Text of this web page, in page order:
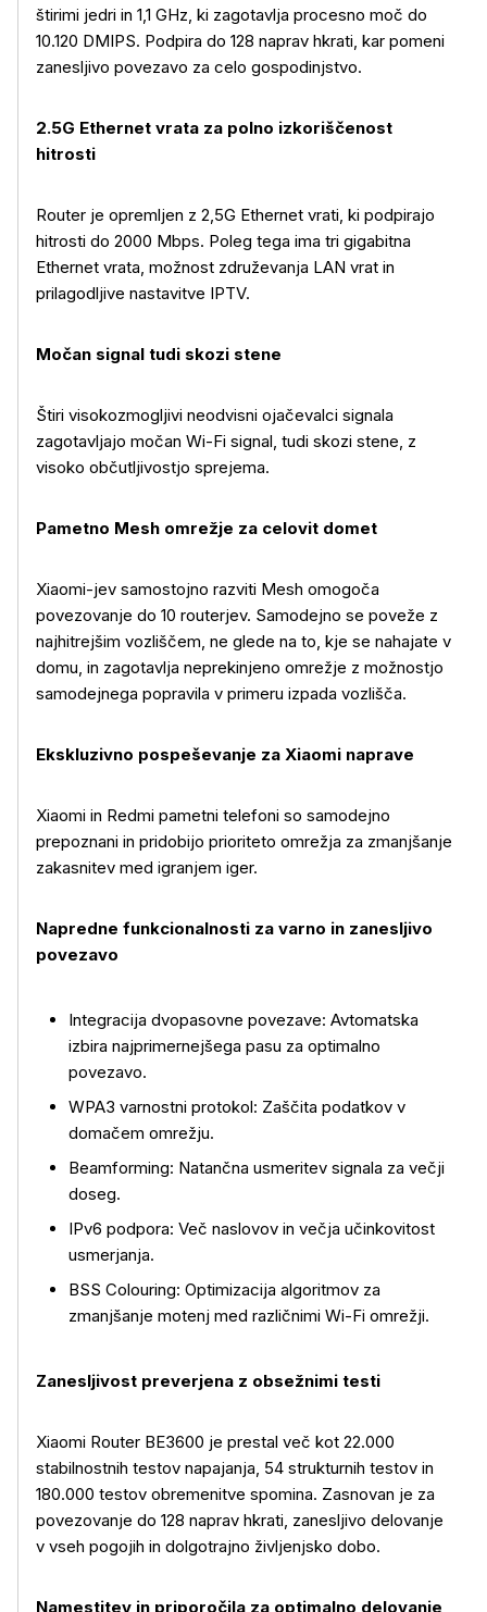
Več o izdelku
štirimi jedri in 1,1 GHz, ki zagotavlja procesno moč do
10.120 DMIPS. Podpira do 128 naprav hkrati, kar pomeni
zanesljivo povezavo za celo gospodinjstvo.
2.5G Ethernet vrata za polno izkoriščenost
hitrosti
Router je opremljen z 2,5G Ethernet vrati, ki podpirajo
hitrosti do 2000 Mbps. Poleg tega ima tri gigabitna
Ethernet vrata, možnost združevanja LAN vrat in
prilagodljive nastavitve IPTV.
Močan signal tudi skozi stene
Štiri visokozmogljivi neodvisni ojačevalci signala
zagotavljajo močan Wi-Fi signal, tudi skozi stene, z
visoko občutljivostjo sprejema.
Pametno Mesh omrežje za celovit domet
Xiaomi-jev samostojno razviti Mesh omogoča
povezovanje do 10 routerjev. Samodejno se poveže z
najhitrejšim vozliščem, ne glede na to, kje se nahajate v
domu, in zagotavlja neprekinjeno omrežje z možnostjo
samodejnega popravila v primeru izpada vozlišča.
Ekskluzivno pospeševanje za Xiaomi naprave
Xiaomi in Redmi pametni telefoni so samodejno
prepoznani in pridobijo prioriteto omrežja za zmanjšanje
zakasnitev med igranjem iger.
Napredne funkcionalnosti za varno in zanesljivo
povezavo
Integracija dvopasovne povezave: Avtomatska
izbira najprimernejšega pasu za optimalno
povezavo.
WPA3 varnostni protokol: Zaščita podatkov v
domačem omrežju.
Beamforming: Natančna usmeritev signala za večji
doseg.
IPv6 podpora: Več naslovov in večja učinkovitost
usmerjanja.
BSS Colouring: Optimizacija algoritmov za
zmanjšanje motenj med različnimi Wi-Fi omrežji.
Zanesljivost preverjena z obsežnimi testi
Xiaomi Router BE3600 je prestal več kot 22.000
stabilnostnih testov napajanja, 54 strukturnih testov in
180.000 testov obremenitve spomina. Zasnovan je za
povezovanje do 128 naprav hkrati, zanesljivo delovanje
v vseh pogojih in dolgotrajno življenjsko dobo.
Namestitev in priporočila za optimalno delovanje